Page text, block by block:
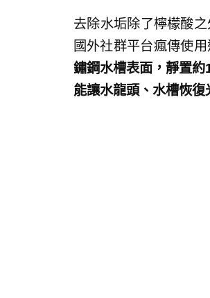
去除水垢除了檸檬酸
國外社群平台瘋傳使
鏽鋼水槽表面，靜置
能讓水龍頭、水槽恢復